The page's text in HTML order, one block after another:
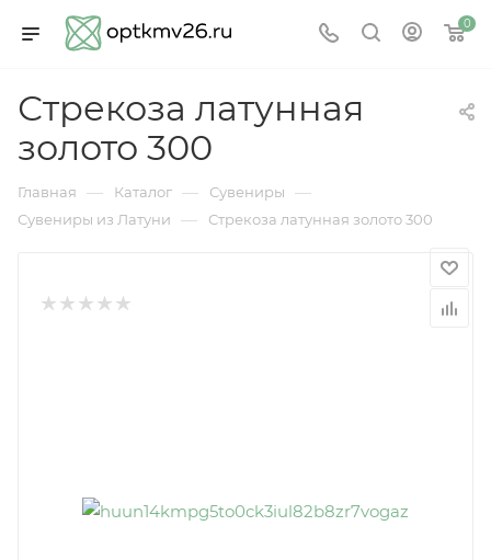
0
Стрекоза латунная
золото 300
Главная — Каталог — Сувениры —
Сувениры из Латуни — Стрекоза латунная золото 300